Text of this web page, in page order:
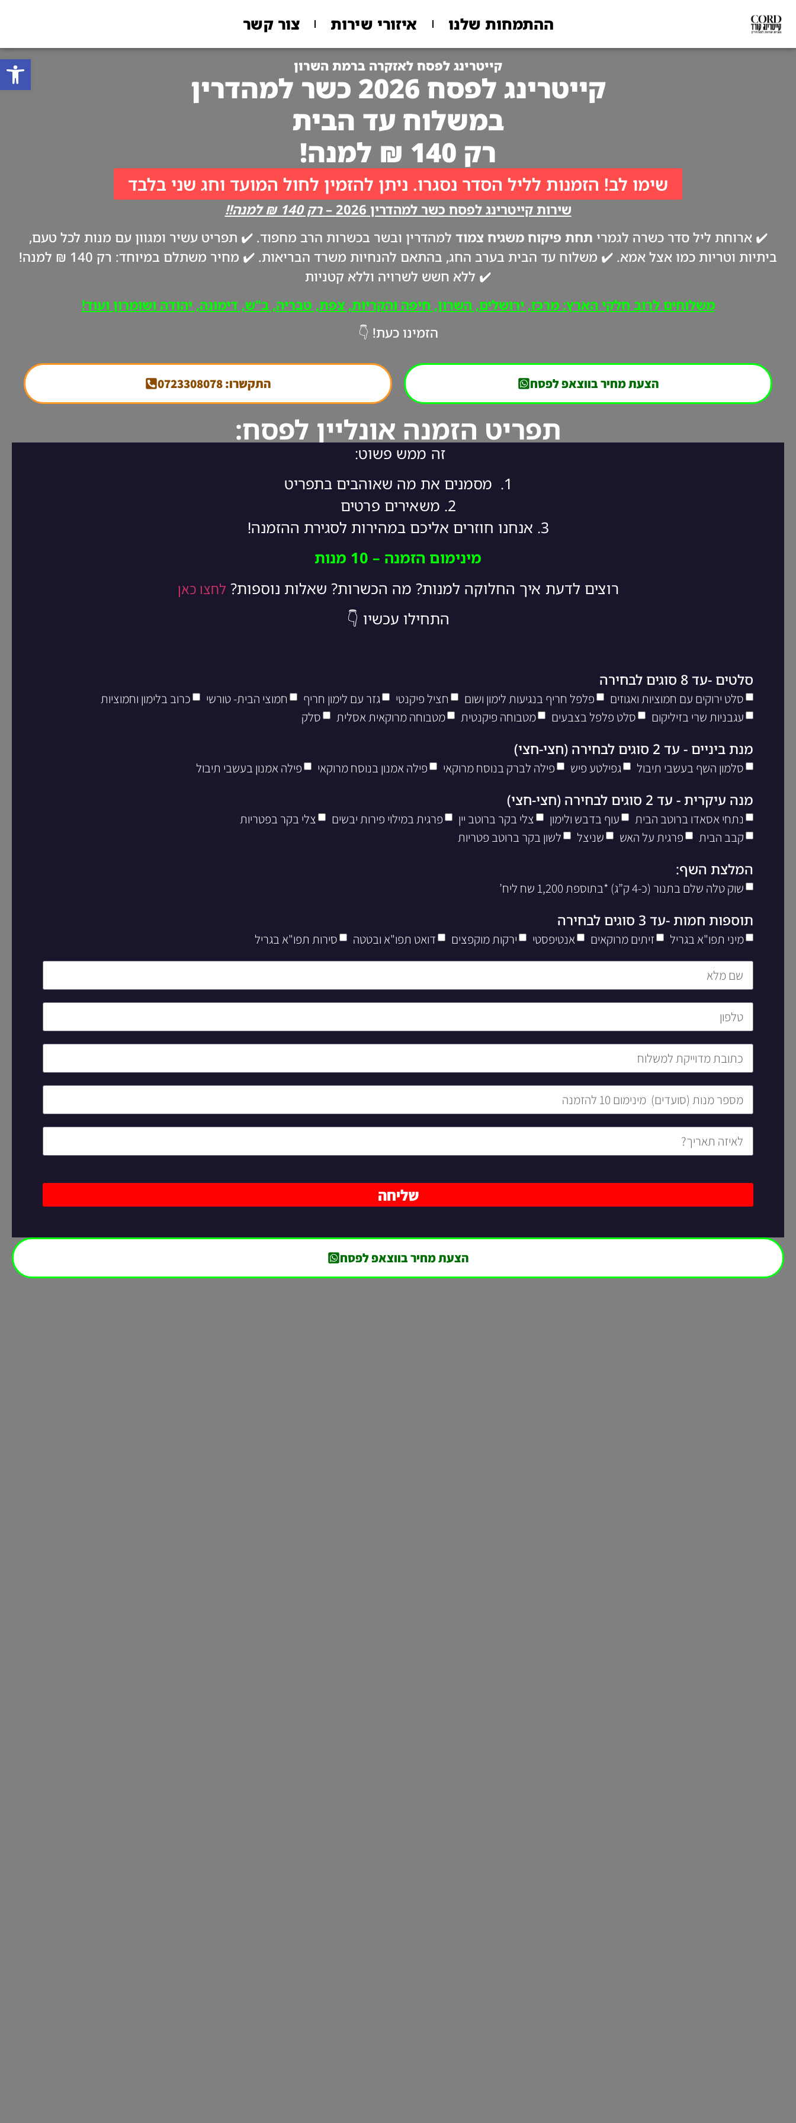
ההתמחות שלנו איזורי שירות צור קשר
קייטרינג לפסח לאזקרה ברמת השרון
קייטרינג לפסח 2026 כשר למהדרין
במשלוח עד הבית
רק 140 ₪ למנה!
שימו לב! הזמנות לליל הסדר נסגרו. ניתן להזמין לחול המועד וחג שני בלבד
שירות קייטרינג לפסח כשר למהדרין 2026 –
רק 140 ₪ למנה!!
✔️ ארוחת ליל סדר כשרה לגמרי תחת פיקוח משגיח צמוד למהדרין ובשר בכשרות הרב מחפוד. ✔️ תפריט עשיר ומגוון עם מנות לכל טעם,
ביתיות וטריות כמו אצל אמא. ✔️ משלוח עד הבית בערב החג, בהתאם להנחיות משרד הבריאות. ✔️ מחיר משתלם במיוחד: רק 140 ₪ למנה!
✔️ ללא חשש לשרויה וללא קטניות
משלוחים לרוב חלקי הארץ: מרכז, ירושלים, השרון, חיפה והקריות, צפת, טבריה, ב"ש, דימונה, יהודה ושומרון ועוד!
הזמינו כעת! 👇
הצעת מחיר בווצאפ לפסח התקשרו: 0723308078
תפריט הזמנה אונליין לפסח:
זה ממש פשוט:
1.
מסמנים את מה שאוהבים בתפריט
2. משאירים פרטים
3. אנחנו חוזרים אליכם במהירות לסגירת ההזמנה!
מינימום הזמנה – 10 מנות
רוצים לדעת איך החלוקה למנות? מה הכשרות? שאלות נוספות? לחצו כאן
התחילו עכשיו 👇
סלטים -עד 8 סוגים לבחירה
סלט ירוקים עם חמוציות ואגוזים פלפל חריף בנגיעות לימון ושום חציל פיקנטי גזר עם לימון חריף חמוצי הבית- טורשי
כרוב בלימון וחמוציות
עגבניות שרי בזיליקום
סלט פלפל בצבעים מטבוחה פיקנטית מטבוחה מרוקאית אסלית סלק
מנת ביניים - עד 2 סוגים לבחירה (חצי-חצי)
סלמון השף בעשבי תיבול גפילטע פיש פילה לברק בנוסח מרוקאי פילה אמנון בנוסח מרוקאי פילה אמנון בעשבי תיבול
מנה עיקרית - עד 2 סוגים לבחירה (חצי-חצי)
נתחי אסאדו ברוטב הבית עוף בדבש ולימון צלי בקר ברוטב יין פרגית במילוי פירות יבשים
צלי בקר בפטריות
קבב הבית
פרגית על האש שניצל לשון בקר ברוטב פטריות
המלצת השף:
שוק טלה שלם בתנור (כ-4 ק”ג) *בתוספת 1,200 שח ליח’
תוספות חמות -עד 3 סוגים לבחירה
מיני תפו"א בגריל זיתים מרוקאים אנטיפסטי ירקות מוקפצים דואט תפו"א ובטטה סירות תפו"א בגריל
שליחה
הצעת מחיר בווצאפ לפסח
פתח